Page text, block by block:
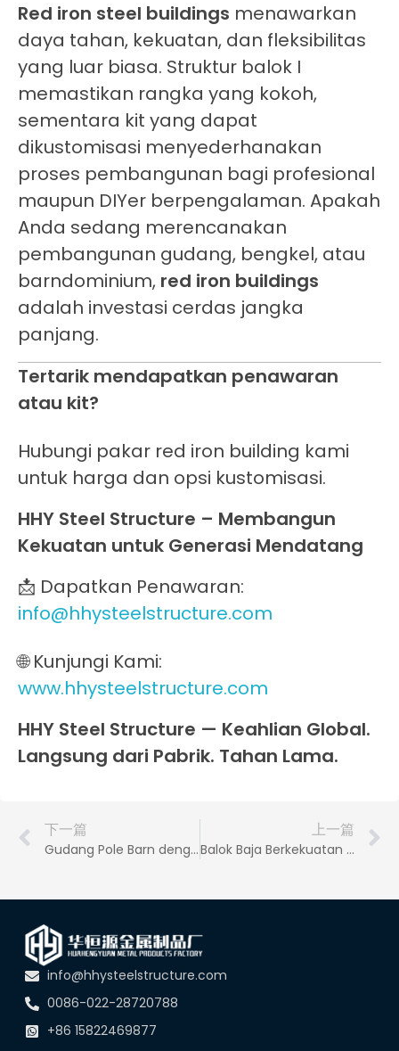
Red iron steel buildings menawarkan
daya tahan, kekuatan, dan fleksibilitas
yang luar biasa. Struktur balok I
memastikan rangka yang kokoh,
sementara kit yang dapat
dikustomisasi menyederhanakan
proses pembangunan bagi profesional
maupun DIYer berpengalaman. Apakah
Anda sedang merencanakan
pembangunan gudang, bengkel, atau
barndominium, red iron buildings
adalah investasi cerdas jangka
panjang.
Tertarik mendapatkan penawaran
atau kit?
Hubungi pakar red iron building kami
untuk harga dan opsi kustomisasi.
HHY Steel Structure – Membangun
Kekuatan untuk Generasi Mendatang
📩 Dapatkan Penawaran:
info@hhysteelstructure.com
🌐 Kunjungi Kami:
www.hhysteelstructure.com
HHY Steel Structure — Keahlian Global.
Langsung dari Pabrik. Tahan Lama.
下一篇
Gudang Pole Barn dengan Rangka Baja | HHY Steel Structure
上一篇
Balok Baja Berkekuatan Tinggi | HHY Steel Structure | Konstruksi Industri, Komersial, dan Perumahan
info@hhysteelstructure.com
0086-022-28720788
+86 15822469877